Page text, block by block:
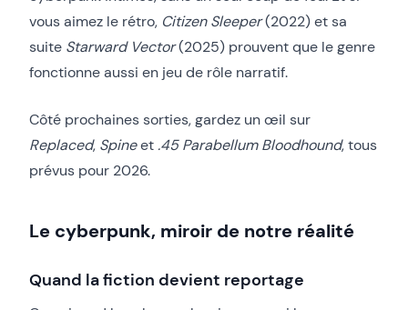
vous aimez le rétro, Citizen Sleeper(2022) et sa
suite Starward Vector(2025) prouvent que le genre
fonctionne aussi en jeu de rôle narratif.
Côté prochaines sorties, gardez un œil sur
Replaced, Spineet .45 Parabellum Bloodhound, tous
prévus pour 2026.
Le cyberpunk, miroir de notre réalité
Quand la fiction devient reportage